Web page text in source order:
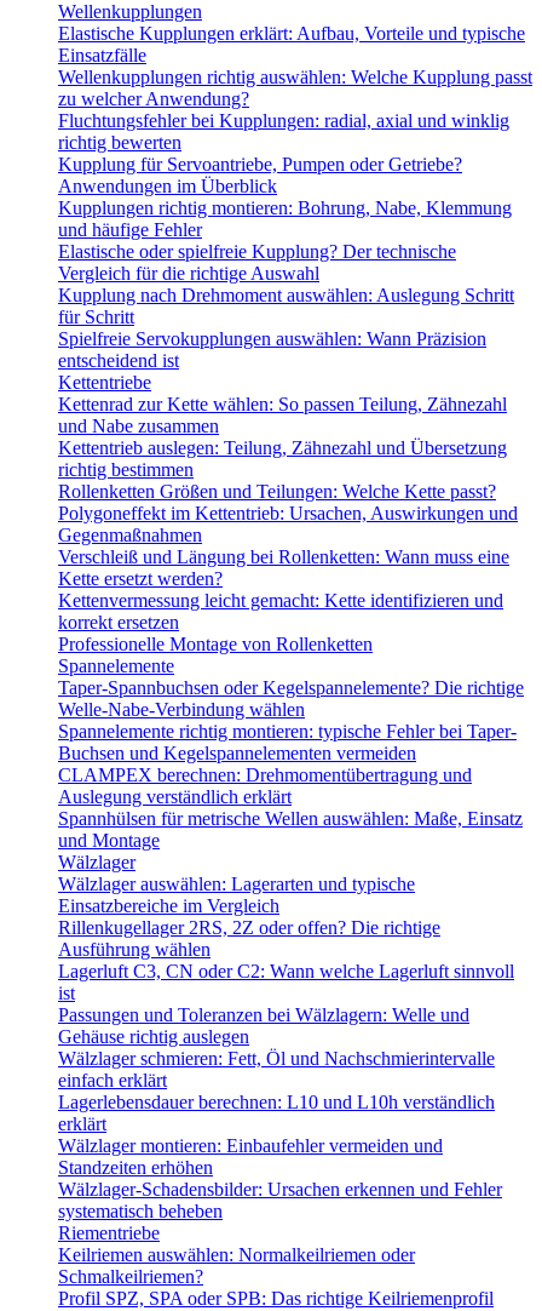
Wellenkupplungen
Elastische Kupplungen erklärt: Aufbau, Vorteile und typische
Einsatzfälle
Wellenkupplungen richtig auswählen: Welche Kupplung passt
zu welcher Anwendung?
Fluchtungsfehler bei Kupplungen: radial, axial und winklig
richtig bewerten
Kupplung für Servoantriebe, Pumpen oder Getriebe?
Anwendungen im Überblick
Kupplungen richtig montieren: Bohrung, Nabe, Klemmung
und häufige Fehler
Elastische oder spielfreie Kupplung? Der technische
Vergleich für die richtige Auswahl
Kupplung nach Drehmoment auswählen: Auslegung Schritt
für Schritt
Spielfreie Servokupplungen auswählen: Wann Präzision
entscheidend ist
Kettentriebe
Kettenrad zur Kette wählen: So passen Teilung, Zähnezahl
und Nabe zusammen
Kettentrieb auslegen: Teilung, Zähnezahl und Übersetzung
richtig bestimmen
Rollenketten Größen und Teilungen: Welche Kette passt?
Polygoneffekt im Kettentrieb: Ursachen, Auswirkungen und
Gegenmaßnahmen
Verschleiß und Längung bei Rollenketten: Wann muss eine
Kette ersetzt werden?
Kettenvermessung leicht gemacht: Kette identifizieren und
korrekt ersetzen
Professionelle Montage von Rollenketten
Spannelemente
Taper-Spannbuchsen oder Kegelspannelemente? Die richtige
Welle-Nabe-Verbindung wählen
Spannelemente richtig montieren: typische Fehler bei Taper-
Buchsen und Kegelspannelementen vermeiden
CLAMPEX berechnen: Drehmomentübertragung und
Auslegung verständlich erklärt
Spannhülsen für metrische Wellen auswählen: Maße, Einsatz
und Montage
Wälzlager
Wälzlager auswählen: Lagerarten und typische
Einsatzbereiche im Vergleich
Rillenkugellager 2RS, 2Z oder offen? Die richtige
Ausführung wählen
Lagerluft C3, CN oder C2: Wann welche Lagerluft sinnvoll
ist
Passungen und Toleranzen bei Wälzlagern: Welle und
Gehäuse richtig auslegen
Wälzlager schmieren: Fett, Öl und Nachschmierintervalle
einfach erklärt
Lagerlebensdauer berechnen: L10 und L10h verständlich
erklärt
Wälzlager montieren: Einbaufehler vermeiden und
Standzeiten erhöhen
Wälzlager-Schadensbilder: Ursachen erkennen und Fehler
systematisch beheben
Riementriebe
Keilriemen auswählen: Normalkeilriemen oder
Schmalkeilriemen?
Profil SPZ, SPA oder SPB: Das richtige Keilriemenprofil